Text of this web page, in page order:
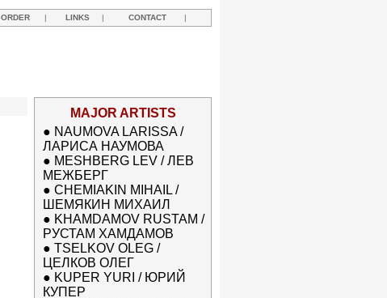
ORDER | LINKS | CONTACT |
MAJOR ARTISTS
● NAUMOVA LARISSA /
ЛАРИСА НАУМОВА
● MESHBERG LEV / ЛЕВ
МЕЖБЕРГ
● CHEMIAKIN MIHAIL /
ШЕМЯКИН МИХАИЛ
● KHAMDAMOV RUSTAM /
РУСТАМ ХАМДАМОВ
● TSELKOV OLEG /
ЦЕЛКОВ ОЛЕГ
● KUPER YURI / ЮРИЙ
КУПЕР